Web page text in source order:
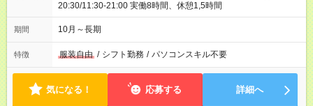
20:30/11:30-21:00 実働8時間、休憩1,5時間
期間 10月～長期
特徴 服装自由 / シフト勤務 / パソコンスキル不要
気になる！ 応募する 詳細へ